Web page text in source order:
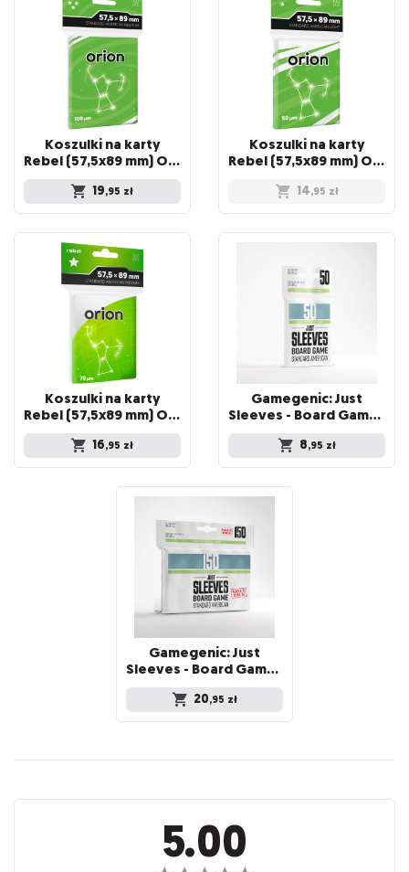
Koszulki na karty
Rebel (57,5x89 mm) Orion Premium, 100 sztuk
19,95 zł
Koszulki na karty
Rebel (57,5x89 mm) Orion Light, 100 sztuk
14,95 zł
Koszulki na karty
Rebel (57,5x89 mm) Orion Medium, 100 sztuk
16,95 zł
Gamegenic: Just
Sleeves - Board Game Sleeves (59 x 91 mm) 50 sztuk, Clear
8,95 zł
Gamegenic: Just
Sleeves - Board Game Sleeves (59 x 91 mm) 150 sztuk, Clear
20,95 zł
Recenzje
5.00